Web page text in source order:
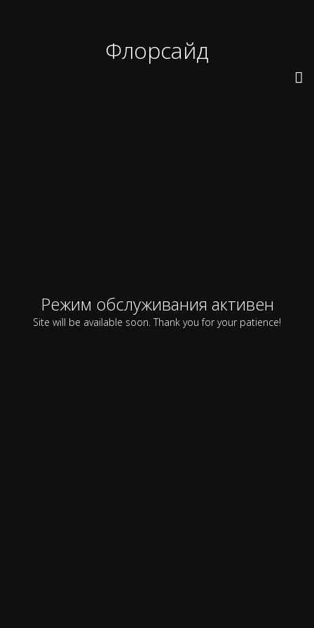
Флорсайд
Режим обслуживания активен
Site will be available soon. Thank you for your patience!